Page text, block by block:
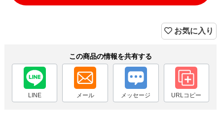
お気に入り
この商品の情報を共有する
LINE メール メッセージ URLコピー